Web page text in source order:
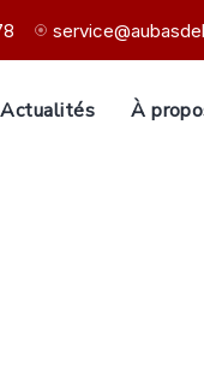
Actualités À